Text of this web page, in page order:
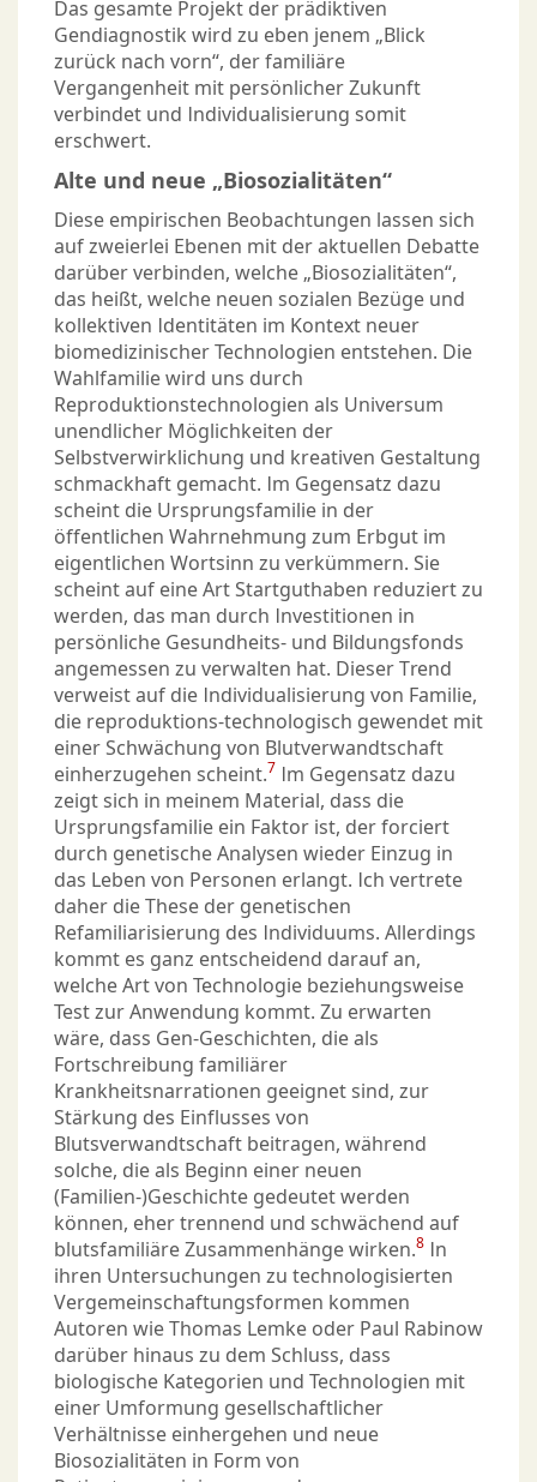
Das gesamte Projekt der prädiktiven
Gendiagnostik wird zu eben jenem „Blick
zurück nach vorn“, der familiäre
Vergangenheit mit persönlicher Zukunft
verbindet und Individualisierung somit
erschwert.
Alte und neue „Biosozialitäten“
Diese empirischen Beobachtungen lassen sich
auf zweierlei Ebenen mit der aktuellen Debatte
darüber verbinden, welche „Biosozialitäten“,
das heißt, welche neuen sozialen Bezüge und
kollektiven Identitäten im Kontext neuer
biomedizinischer Technologien entstehen. Die
Wahlfamilie wird uns durch
Reproduktionstechnologien als Universum
unendlicher Möglichkeiten der
Selbstverwirklichung und kreativen Gestaltung
schmackhaft gemacht. Im Gegensatz dazu
scheint die Ursprungsfamilie in der
öffentlichen Wahrnehmung zum Erbgut im
eigentlichen Wortsinn zu verkümmern. Sie
scheint auf eine Art Startguthaben reduziert zu
werden, das man durch Investitionen in
persönliche Gesundheits- und Bildungsfonds
angemessen zu verwalten hat. Dieser Trend
verweist auf die Individualisierung von Familie,
die reproduktions-technologisch gewendet mit
einer Schwächung von Blutverwandtschaft
einherzugehen scheint.7 Im Gegensatz dazu
zeigt sich in meinem Material, dass die
Ursprungsfamilie ein Faktor ist, der forciert
durch genetische Analysen wieder Einzug in
das Leben von Personen erlangt. Ich vertrete
daher die These der genetischen
Refamiliarisierung des Individuums. Allerdings
kommt es ganz entscheidend darauf an,
welche Art von Technologie beziehungsweise
Test zur Anwendung kommt. Zu erwarten
wäre, dass Gen-Geschichten, die als
Fortschreibung familiärer
Krankheitsnarrationen geeignet sind, zur
Stärkung des Einflusses von
Blutsverwandtschaft beitragen, während
solche, die als Beginn einer neuen
(Familien-)Geschichte gedeutet werden
können, eher trennend und schwächend auf
blutsfamiliäre Zusammenhänge wirken.8 In
ihren Untersuchungen zu technologisierten
Vergemeinschaftungsformen kommen
Autoren wie Thomas Lemke oder Paul Rabinow
darüber hinaus zu dem Schluss, dass
biologische Kategorien und Technologien mit
einer Umformung gesellschaftlicher
Verhältnisse einhergehen und neue
Biosozialitäten in Form von